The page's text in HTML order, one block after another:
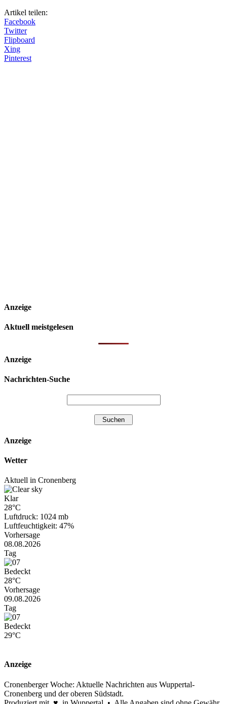
Artikel teilen:
Facebook
Twitter
Flipboard
Xing
Pinterest
Anzeige
Aktuell meistgelesen
Anzeige
Nachrichten-Suche
Anzeige
Wetter
Aktuell in Cronenberg
Klar
28°C
Luftdruck: 1024 mb
Luftfeuchtigkeit: 47%
Vorhersage
08.08.2026
Tag
Bedeckt
28°C
Vorhersage
09.08.2026
Tag
Bedeckt
29°C
Anzeige
Cronenberger Woche: Aktuelle Nachrichten aus Wuppertal-
Cronenberg und der oberen Südstadt.